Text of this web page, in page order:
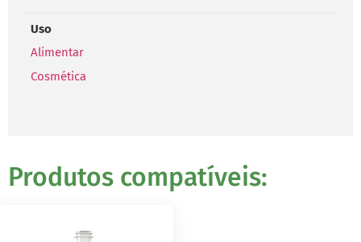
Uso
Alimentar
Cosmética
Produtos compatíveis: